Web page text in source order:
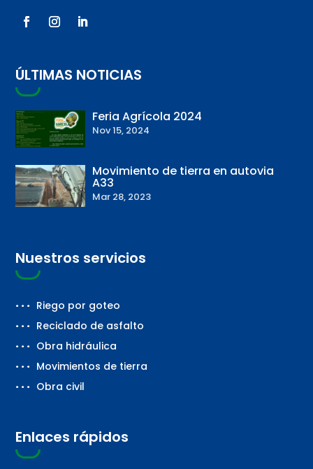
ÚLTIMAS NOTICIAS
Feria Agrícola 2024
Nov 15, 2024
Movimiento de tierra en autovia
A33
Mar 28, 2023
Nuestros servicios
Riego por goteo
Reciclado de asfalto
Obra hidráulica
Movimientos de tierra
Obra civil
Enlaces rápidos